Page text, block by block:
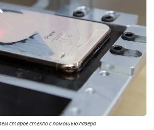
старое стекло с помощью лазера